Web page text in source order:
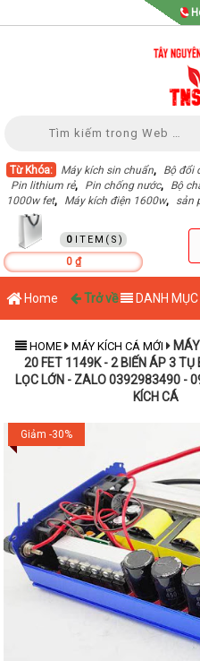
Từ Khóa: Máy kích sin chuẩn, Bộ đổi
Pin lithium rẻ, Pin chống nước, Bộ
1000w fet, Máy kích điện 1600w, sản
Lithium dung lượng cao
0
0 ₫
Home Trở về DANH
HOME MÁY KÍCH CÁ MỚI MÁY
20 FET 1149K - 2 BIẾN ÁP 3 TỤ
LỌC LỚN - ZALO 0392983490 -
KÍCH CÁ
Giảm -30%